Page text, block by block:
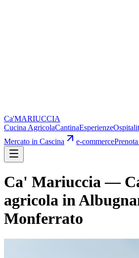
Ca'MARIUCCIA
Cucina AgricolaCantinaEsperienze
Mercato in Cascina
e-commerce
Ca' Mariuccia —
agricola in
Monferrato